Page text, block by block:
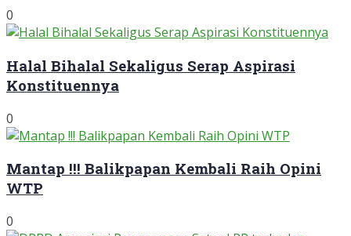
0
Halal Bihalal Sekaligus Serap Aspirasi
Konstituennya
0
Mantap !!! Balikpapan Kembali Raih Opini
WTP
0